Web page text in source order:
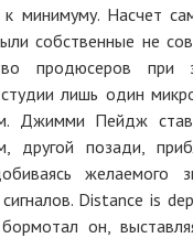
к минимуму. Насчет
собственные не
продюсеров при
лишь один
Джимми Пейдж
другой позади,
желаемого
Distance is
он,